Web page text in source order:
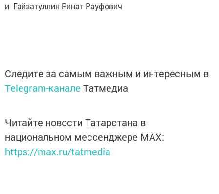
и Гайзатуллин Ринат Рауфович
Следите за самым важным и интересным в
Telegram-канале Татмедиа
Читайте новости Татарстана в
национальном мессенджере MАХ:
https://max.ru/tatmedia